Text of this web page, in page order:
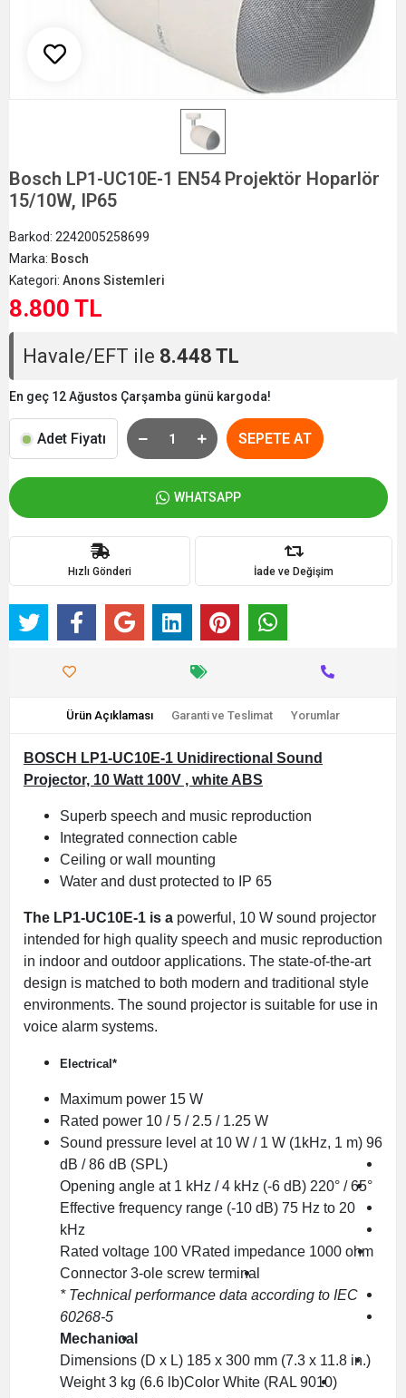
Bosch LP1-UC10E-1 EN54 Projektör Hoparlör
15/10W, IP65
Barkod: 2242005258699
Marka: Bosch
Kategori: Anons Sistemleri
8.800 TL
Havale/EFT ile 8.448 TL
En geç 12 Ağustos Çarşamba günü kargoda!
Adet Fiyatı SEPETE AT
WHATSAPP
Hızlı Gönderi İade ve Değişim
Ürün Açıklaması Garanti ve Teslimat Yorumlar
BOSCH LP1-UC10E-1 Unidirectional Sound
Projector, 10 Watt 100V , white ABS
Superb speech and music reproduction
Integrated connection cable
Ceiling or wall mounting
Water and dust protected to IP 65
The LP1-UC10E-1 is a powerful, 10 W sound projector
intended for high quality speech and music reproduction
in indoor and outdoor applications. The state-of-the-art
design is matched to both modern and traditional style
environments. The sound projector is suitable for use in
voice alarm systems.
Electrical*
Maximum power 15 W
Rated power 10 / 5 / 2.5 / 1.25 W
Sound pressure level at 10 W / 1 W (1kHz, 1 m) 96
dB / 86 dB (SPL)
Opening angle at 1 kHz / 4 kHz (-6 dB) 220° / 65°
Effective frequency range (-10 dB) 75 Hz to 20
kHz
Rated voltage 100 VRated impedance 1000 ohm
Connector 3-ole screw terminal
* Technical performance data according to IEC
60268-5
Mechanical
Dimensions (D x L) 185 x 300 mm (7.3 x 11.8 in.)
Weight 3 kg (6.6 lb)Color White (RAL 9010)